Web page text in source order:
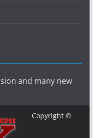
and many new
Copyright ©